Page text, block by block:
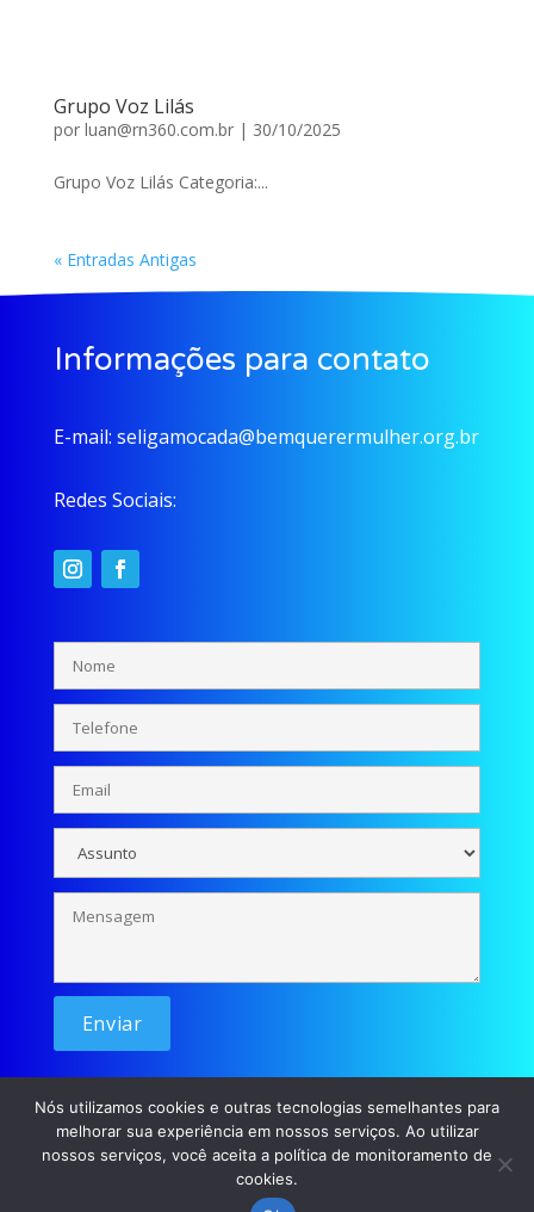
Grupo Voz Lilás
por luan@rn360.com.br| 30/10/2025
Grupo Voz Lilás Categoria:...
« Entradas Antigas
Informações para contato
E-mail: seligamocada@bemquerermulher.org.br
Redes Sociais:
© Se liga Moçada - 2026 / Desenvolvimento: p45m0
Nós utilizamos cookies e outras tecnologias semelhantes para
melhorar sua experiência em nossos serviços. Ao utilizar
nossos serviços, você aceita a política de monitoramento de
cookies.